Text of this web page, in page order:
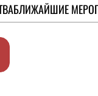
БЛИЖАЙШИЕ